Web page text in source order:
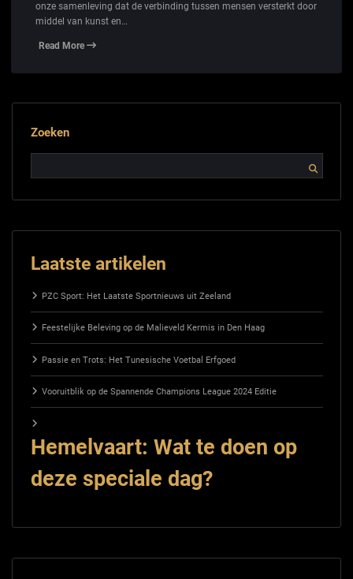
onze samenleving dat de verbinding tussen mensen versterkt door
middel van kunst en…
Read More
Zoeken
Laatste artikelen
PZC Sport: Het Laatste Sportnieuws uit Zeeland
Feestelijke Beleving op de Malieveld Kermis in Den Haag
Passie en Trots: Het Tunesische Voetbal Erfgoed
Vooruitblik op de Spannende Champions League 2024 Editie
Hemelvaart: Wat te doen op
deze speciale dag?